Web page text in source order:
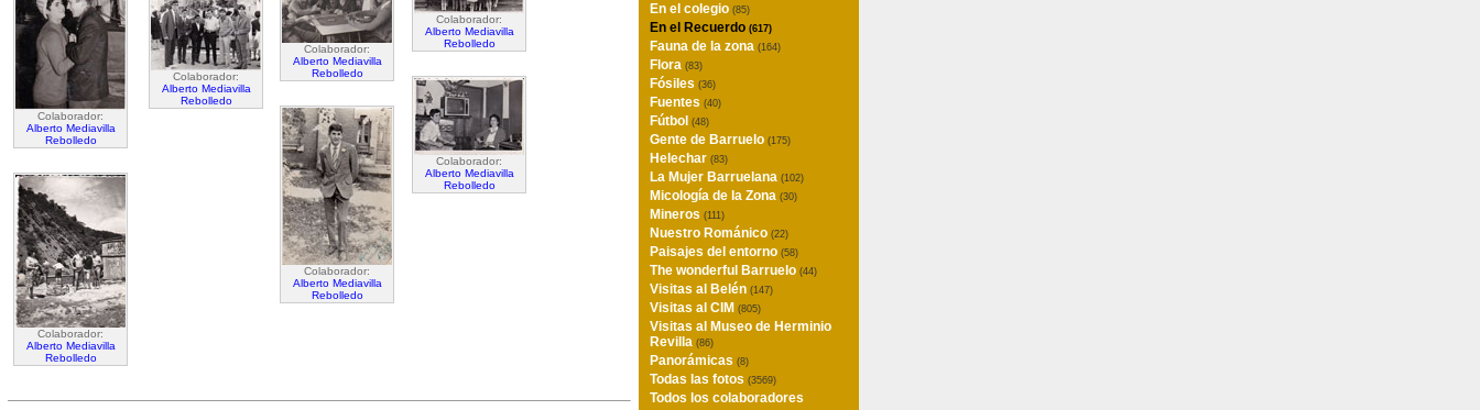
Colaborador:
Alberto Mediavilla
Rebolledo
Colaborador:
Alberto Mediavilla
Rebolledo
Colaborador:
Alberto Mediavilla
Rebolledo
Colaborador:
Alberto Mediavilla
Rebolledo
Colaborador:
Alberto Mediavilla
Rebolledo
Colaborador:
Alberto Mediavilla
Rebolledo
Colaborador:
Alberto Mediavilla
Rebolledo
En el colegio (85)
En el Recuerdo (617)
Fauna de la zona (164)
Flora (83)
Fósiles (36)
Fuentes (40)
Fútbol (48)
Gente de Barruelo (175)
Helechar (83)
La Mujer Barruelana (102)
Micología de la Zona (30)
Mineros (111)
Nuestro Románico (22)
Paisajes del entorno (58)
The wonderful Barruelo (44)
Visitas al Belén (147)
Visitas al CIM (805)
Visitas al Museo de Herminio
Revilla (86)
Panorámicas (8)
Todas las fotos (3569)
Todos los colaboradores